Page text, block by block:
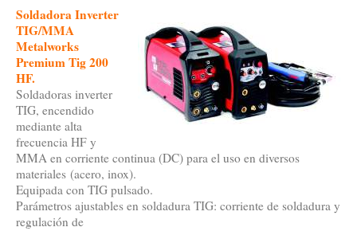
Soldadora Inverter
TIG/MMA
Metalworks
Premium Tig 200
HF.
Soldadoras inverter
TIG, encendido
mediante alta
frecuencia HF y
MMA en corriente continua (DC) para el uso en diversos
materiales (acero, inox).
Equipada con TIG pulsado.
Parámetros ajustables en soldadura TIG: corriente de soldadura y
regulación de